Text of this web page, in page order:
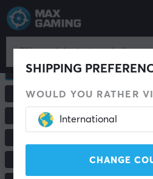
SHIPPING
WOULD YOU RATHER
International
CHANGE
ALLA PRODUKTER
GAMINGSTOLAR & TILLBEHÖR
RACING & SIMULATOR
HANDKONTROLLER